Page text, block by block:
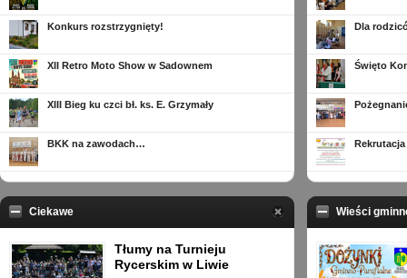
Konkurs rozstrzygnięty!
XII Retro Moto Show w Sadownem
XIII Bieg ku czci bł. ks. E. Grzymały
BKK na zawodach…
Ciekawe
Tłumy na Turnieju
Rycerskim w Liwie
Dla
Święto
Rekrutacja
Wieści